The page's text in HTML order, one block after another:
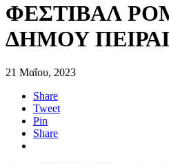
ΦΕΣΤΙΒΑΛ
ΔΗΜΟΥ
21 Μαΐου, 2023
Share
Tweet
Pin
Share